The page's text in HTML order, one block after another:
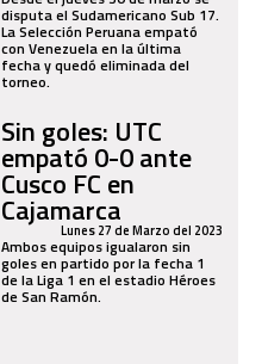
disputa el Sudamericano Sub 17.
La Selección Peruana empató
con Venezuela en la última
fecha y quedó eliminada del
torneo.
Sin goles: UTC
empató 0-0 ante
Cusco FC en
CajamarcaLunes 27 de Marzo del 2023
Ambos equipos igualaron sin
goles en partido por la fecha 1
de la Liga 1 en el estadio Héroes
de San Ramón.